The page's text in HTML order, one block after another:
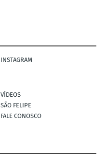
INSTAGRAM
VÍDEOS
SÃO FELIPE
FALE CONOSCO